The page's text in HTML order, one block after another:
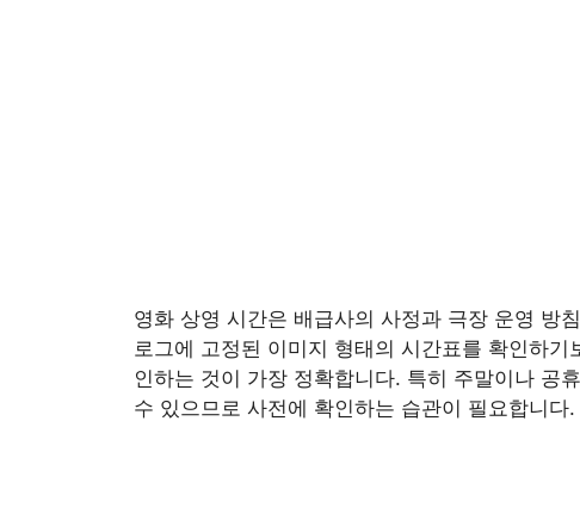
영화 상영 시간은 배급사의 사정과 극장 운영 방
로그에 고정된 이미지 형태의 시간표를 확인하
인하는 것이 가장 정확합니다. 특히 주말이나 공
수 있으므로 사전에 확인하는 습관이 필요합니다.